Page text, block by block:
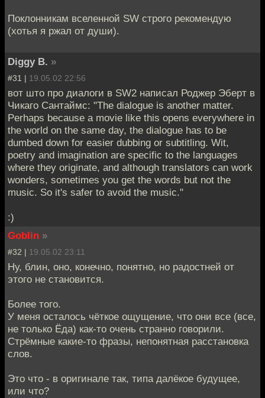
Поклонникам вселенной SW строго рекомендую
(хотья я ржал от души).
Diggy B. »
#31 | 19.05.02 22:56
вот што про диалоги в SW2 написал Роджер Эберт в
Чикаго Сантаймс: "The dialogue is another matter.
Perhaps because a movie like this opens everywhere in
the world on the same day, the dialogue has to be
dumbed down for easier dubbing or subtitling. Wit,
poetry and imagination are specific to the languages
where they originate, and although translators can work
wonders, sometimes you get the words but not the
music. So it's safer to avoid the music."
:)
Goblin »
#32 | 19.05.02 23:11
Ну, блин, оно, конечно, понятно, но радостней от
этого не становится.
Более того.
У меня осталось чёткое ощущение, что они все (все,
не только Ёда) как-то очень странно говорили.
Стрёмные какие-то фразы, непонятная расстановка
слов.
Это что - в оригинале так, типа далёкое будущее,
или что?